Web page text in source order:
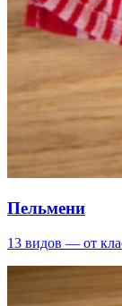
Пельмени
13 видов — от